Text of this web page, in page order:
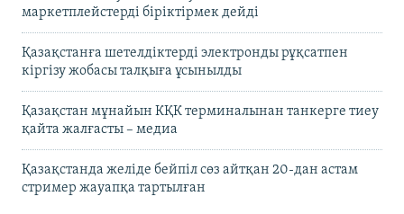
маркетплейстерді біріктірмек дейді
Қазақстанға шетелдіктерді электронды рұқсатпен
кіргізу жобасы талқыға ұсынылды
Қазақстан мұнайын КҚК терминалынан танкерге тиеу
қайта жалғасты – медиа
Қазақстанда желіде бейпіл сөз айтқан 20-дан астам
стример жауапқа тартылған